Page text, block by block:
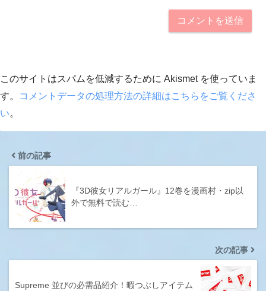
このサイトはスパムを低減するために Akismet を使っていま
す。
コメントデータの処理方法の詳細はこちらをご覧くださ
い。
前の記事
『3D彼女リアルガール』12巻を漫画村・zip以
外で無料で読む…
次の記事
Supreme 並びの必需品紹介！暇つぶしアイテム